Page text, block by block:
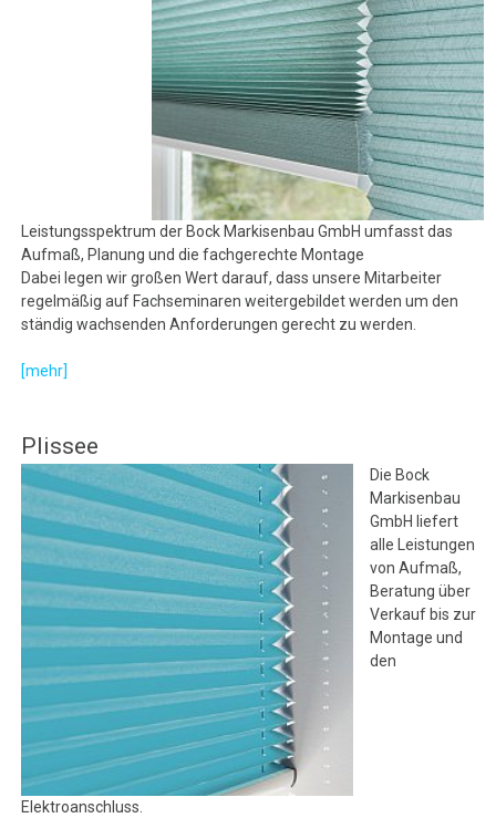
Leistungsspektrum der Bock Markisenbau GmbH umfasst das
Aufmaß, Planung und die fachgerechte Montage
Dabei legen wir großen Wert darauf, dass unsere Mitarbeiter
regelmäßig auf Fachseminaren weitergebildet werden um den
ständig wachsenden Anforderungen gerecht zu werden.
[mehr]
Plissee
Die Bock
Markisenbau
GmbH liefert
alle Leistungen
von Aufmaß,
Beratung über
Verkauf bis zur
Montage und
den
Elektroanschluss.